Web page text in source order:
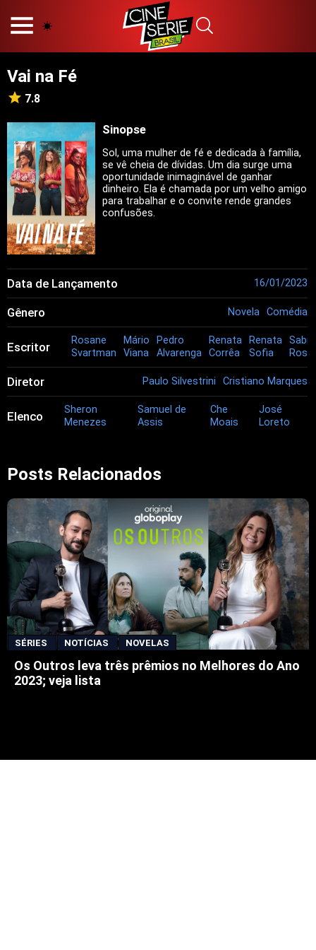
PRINCÍPIOS EDITORIAIS
POLÍTICA DE PRIVACIDADE
CONTATO
Hot
Popular
Tendência
Filmes
Séries
Novelas
Vai na Fé
7.8
Sinopse
Sol, uma mulher de fé e dedicada à família,
se vê cheia de dívidas. Um dia surge uma
oportunidade inimaginável de ganhar
dinheiro. Ela é chamada por um velho amigo
para trabalhar e o convite rende grandes
confusões.
Data de Lançamento 16/01/2023
Gênero Novela Comédia
Escritor
Rosane
Svartman
Mário
Viana
Pedro
Alvarenga
Renata
Corrêa
Renata
Sofia
Rosa
Diretor Paulo Silvestrini Cristiano Marques
Elenco
Sheron
Menezes
Samuel de
Assis
Che
Moais
José
Loreto
Posts Relacionados
SÉRIES NOTÍCIAS NOVELAS
Os Outros leva três prêmios no Melhores do Ano
2023; veja lista